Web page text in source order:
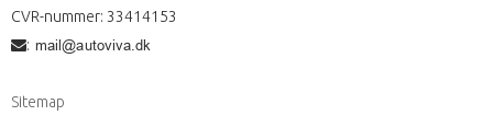
CVR-nummer: 33414153
:
Sitemap